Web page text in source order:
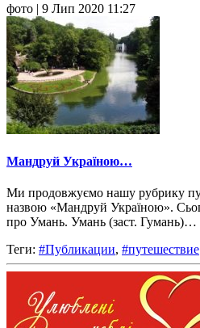
фото | 9 Лип 2020 11:27
Мандруй Україною…
Ми продовжуємо нашу рубрику
назвою «Мандруй Україною».
про Умань. Умань (заст. Гумань)…
Теги: #Публикации, #путешествие